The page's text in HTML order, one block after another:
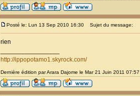
Posté le: Lun 13 Sep 2010 16:30 Sujet du message:
rien
http://ippopotamo1.skyrock.com/
Dernière édition par Arara Dajome le Mar 21 Juin 2011